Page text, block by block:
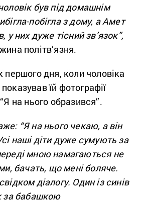
був під домашнім
побігла з дому, а Амет
у них дуже тісний зв’язок”,
політв’язня.
першого дня, коли чоловіка
їй фотографії
на нього образився”.
“Я на нього чекаю, а він
наші діти дуже сумують за
мною намагаються не
бачать, що мені боляче.
діалогу. Один із синів
за бабашкою